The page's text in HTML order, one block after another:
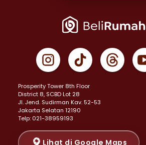
Properti Dijual di Jakarta Pusat >
Properti Dijual di Gambir >
Properti Dijual di Johar Baru >
Properti Dijual di Menteng >
Properti Dijual di Senen >
Properti Dijual di Tanah Abang >
Properti Dijual di Cikini >
Properti Dijual di Kramat >
Prosperity Tower 8th Floor
District 8, SCBD Lot 28
JI. Jend. Sudirman Kav. 52-53
Jakarta Selatan 12190
Telp: 021-38959193
Lihat di Google Maps